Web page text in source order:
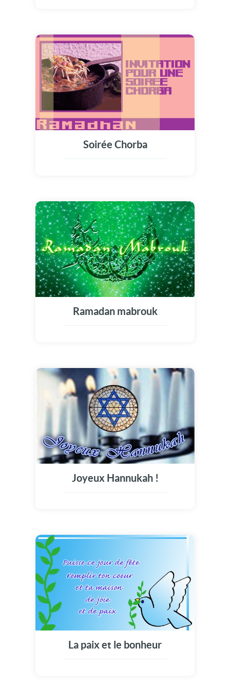
Soirée Chorba
Ramadan mabrouk
Joyeux Hannukah !
La paix et le bonheur